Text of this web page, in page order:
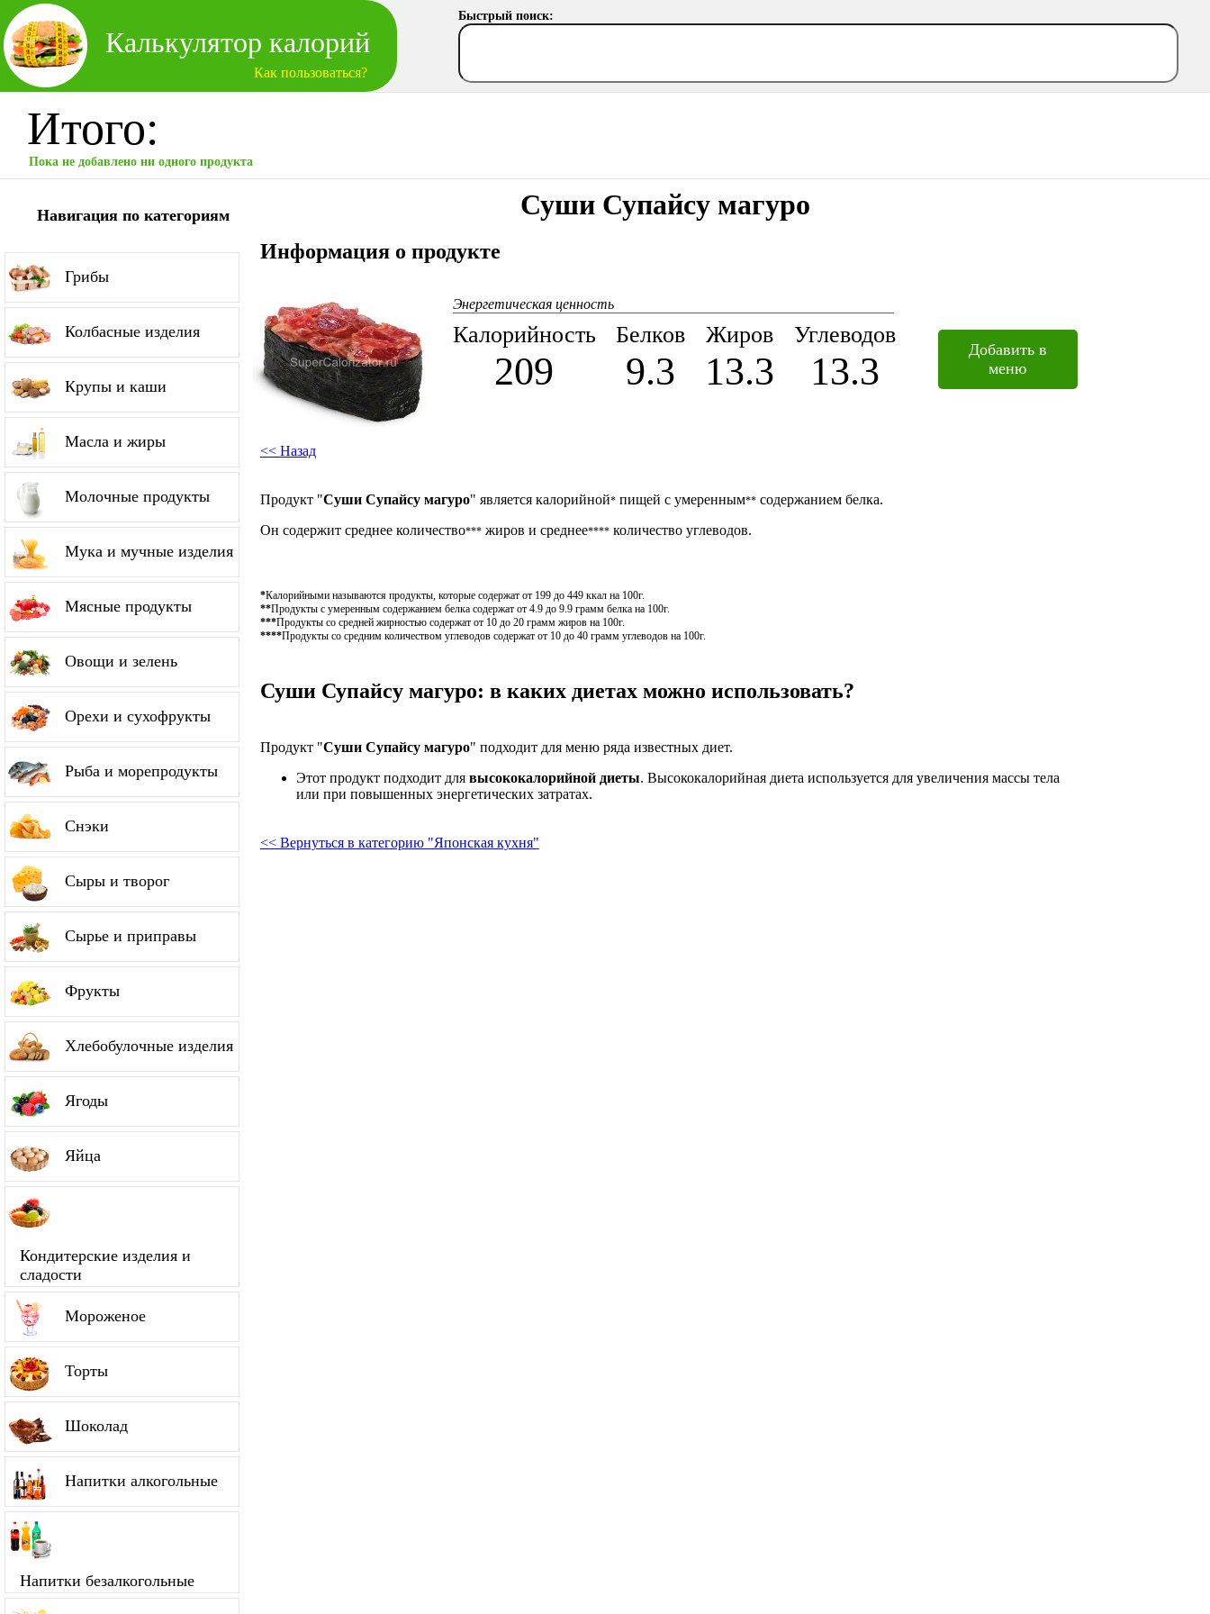
Калькулятор калорий
Как пользоваться?
Быстрый поиск:
Итого:
Пока не добавлено ни одного продукта
Навигация по категориям
Грибы
Колбасные изделия
Крупы и каши
Масла и жиры
Молочные продукты
Мука и мучные изделия
Мясные продукты
Овощи и зелень
Орехи и сухофрукты
Рыба и морепродукты
Снэки
Сыры и творог
Сырье и приправы
Фрукты
Хлебобулочные изделия
Ягоды
Яйца
Кондитерские изделия и
сладости
Мороженое
Торты
Шоколад
Напитки алкогольные
Напитки безалкогольные
Суши Супайсу магуро
Информация о продукте
Калорийность
Энергетическая ценность
209
Белков
9.3
Жиров
13.3
Углеводов
13.3
Добавить в
меню
<< Назад
Продукт "Суши Супайсу магуро" является калорийной*пищей с умеренным**содержанием белка.
Он содержит среднее количество***жиров и среднее****количество углеводов.
*Калорийными называются продукты, которые содержат от 199 до 449 ккал на 100г.
**Продукты с умеренным содержанием белка содержат от 4.9 до 9.9 грамм белка на 100г.
***Продукты со средней жирностью содержат от 10 до 20 грамм жиров на 100г.
****Продукты со средним количеством углеводов содержат от 10 до 40 грамм углеводов на 100г.
Суши Супайсу магуро: в каких диетах можно использовать?
Продукт "Суши Супайсу магуро" подходит для меню ряда известных диет.
Этот продукт подходит для высококалорийной диеты. Высококалорийная диета используется для увеличения массы тела
или при повышенных энергетических затратах.
<< Вернуться в категорию "Японская кухня"